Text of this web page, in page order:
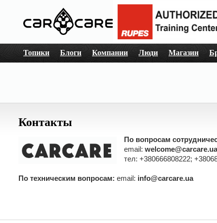
Топики Блоги Компании Люди Магазин
Контакты
По вопросам
email: welcome@carcare.ua
тел: +380666808222;
По техническим вопросам: email: info@carcare.ua